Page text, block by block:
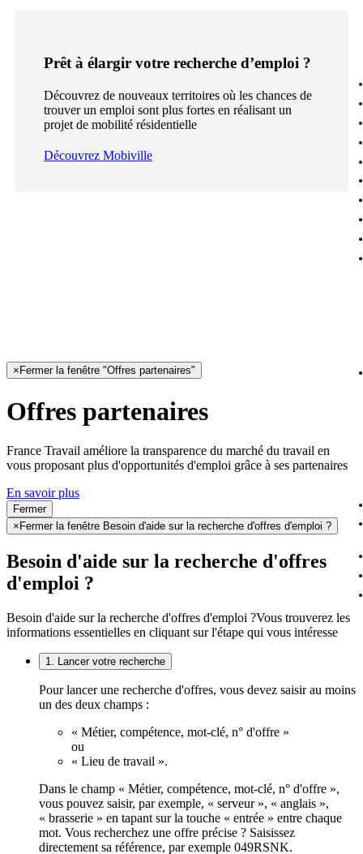
Prêt à élargir votre recherche d’emploi ?
Découvrez de nouveaux territoires où les chances de
trouver un emploi sont plus fortes en réalisant un
projet de mobilité résidentielle
Découvrez Mobiville
× Fermer la fenêtre "Offres partenaires"
Offres partenaires
France Travail améliore la transparence du marché du travail en
vous proposant plus d'opportunités d'emploi grâce à ses partenaires
En savoir plus
Fermer
× Fermer la fenêtre Besoin d'aide sur la recherche d'offres d'emploi ?
Besoin d'aide sur la recherche d'offres
d'emploi ?
Besoin d'aide sur la recherche d'offres d'emploi ?Vous trouverez les
informations essentielles en cliquant sur l'étape qui vous intéresse
1. Lancer votre recherche
Pour lancer une recherche d'offres, vous devez saisir au moins
un des deux champs :
« Métier, compétence, mot-clé, n° d'offre »
ou
« Lieu de travail ».
Dans le champ « Métier, compétence, mot-clé, n° d'offre »,
vous pouvez saisir, par exemple, « serveur », « anglais »,
« brasserie » en tapant sur la touche « entrée » entre chaque
mot. Vous recherchez une offre précise ? Saisissez
directement sa référence, par exemple 049RSNK.